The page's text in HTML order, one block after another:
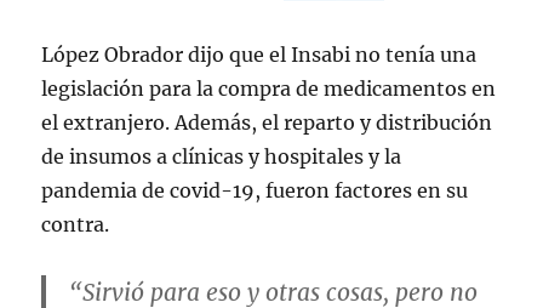
López Obrador dijo que el Insabi no tenía una
legislación para la compra de medicamentos en
el extranjero. Además, el reparto y distribución
de insumos a clínicas y hospitales y la
pandemia de covid-19, fueron factores en su
contra.
“Sirvió para eso y otras cosas, pero no